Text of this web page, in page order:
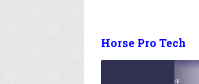
Horse Pro Tech